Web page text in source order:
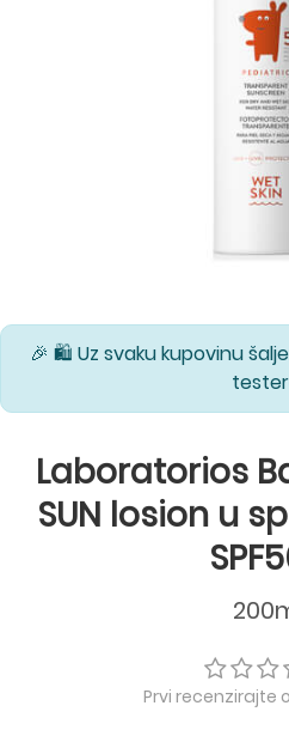
🎉 🛍️ Uz svaku kupovinu
Laboratorios
SUN losion u
Prvi recenzirajte